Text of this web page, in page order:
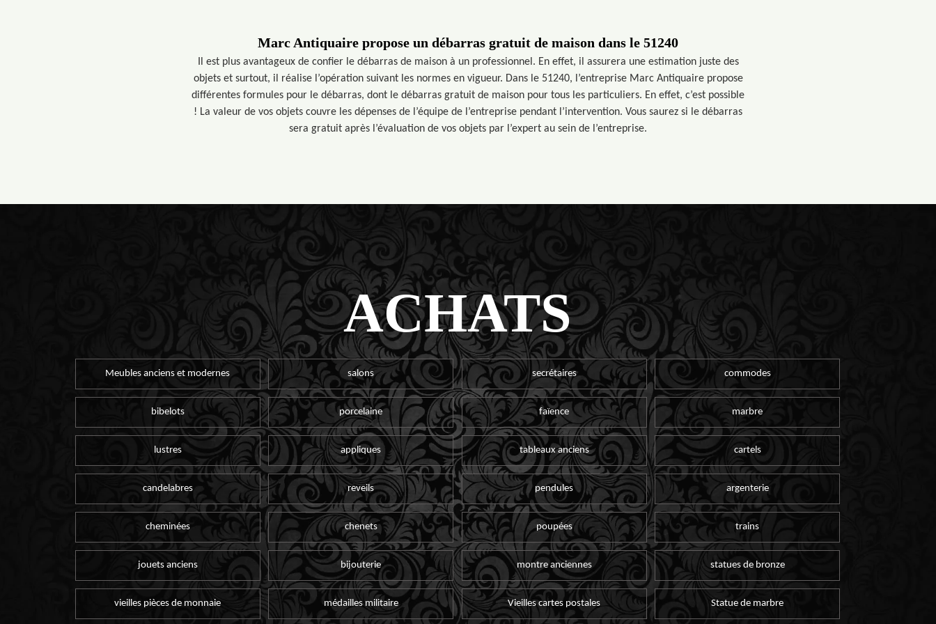
Marc Antiquaire propose un débarras gratuit de maison dans le 51240
Il est plus avantageux de confier le débarras de maison à un professionnel. En effet, il assurera une estimation juste des
objets et surtout, il réalise l’opération suivant les normes en vigueur. Dans le 51240, l’entreprise Marc Antiquaire propose
différentes formules pour le débarras, dont le débarras gratuit de maison pour tous les particuliers. En effet, c’est possible
! La valeur de vos objets couvre les dépenses de l’équipe de l’entreprise pendant l’intervention. Vous saurez si le débarras
sera gratuit après l’évaluation de vos objets par l’expert au sein de l’entreprise.
ACHATS
Meubles anciens et modernes salons secrétaires commodes
bibelots porcelaine faïence marbre
lustres appliques tableaux anciens cartels
candelabres reveils pendules argenterie
cheminées chenets poupées trains
jouets anciens bijouterie montre anciennes statues de bronze
vieilles pièces de monnaie médailles militaire Vieilles cartes postales Statue de marbre